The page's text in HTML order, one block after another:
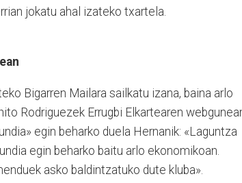
jokatu ahal izateko txartela.
Bigarren Mailara sailkatu izana, baina arlo
Rodriguezek Errugbi Elkartearen
egin beharko duela Hernanik: «Laguntza
egin beharko baitu arlo ekonomikoan.
asko baldintzatuko dute kluba».